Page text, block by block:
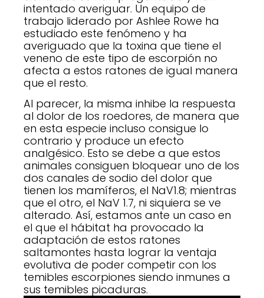
intentado averiguar. Un equipo de
trabajo liderado por Ashlee Rowe ha
estudiado este fenómeno y ha
averiguado que la toxina que tiene el
veneno de este tipo de escorpión no
afecta a estos ratones de igual manera
que el resto.
Al parecer, la misma inhibe la respuesta
al dolor de los roedores, de manera que
en esta especie incluso consigue lo
contrario y produce un efecto
analgésico. Esto se debe a que estos
animales consiguen bloquear uno de los
dos canales de sodio del dolor que
tienen los mamíferos, el NaV1.8; mientras
que el otro, el NaV 1.7, ni siquiera se ve
alterado. Así, estamos ante un caso en
el que el hábitat ha provocado la
adaptación de estos ratones
saltamontes hasta lograr la ventaja
evolutiva de poder competir con los
temibles escorpiones siendo inmunes a
sus temibles picaduras.